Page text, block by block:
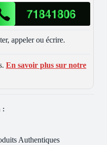
appeler ou écrire.
En savoir plus sur notre
:
Authentiques